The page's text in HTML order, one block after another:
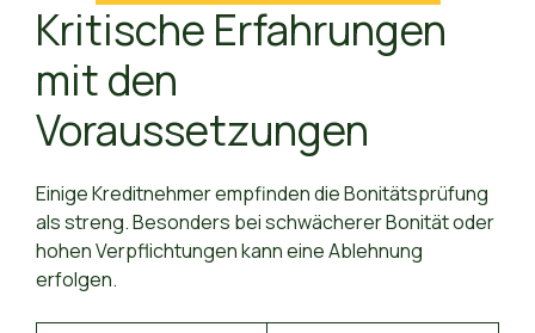
Kritische Erfahrungen
mit den
Voraussetzungen
Einige Kreditnehmer empfinden die Bonitätsprüfung
als streng. Besonders bei schwächerer Bonität oder
hohen Verpflichtungen kann eine Ablehnung
erfolgen.